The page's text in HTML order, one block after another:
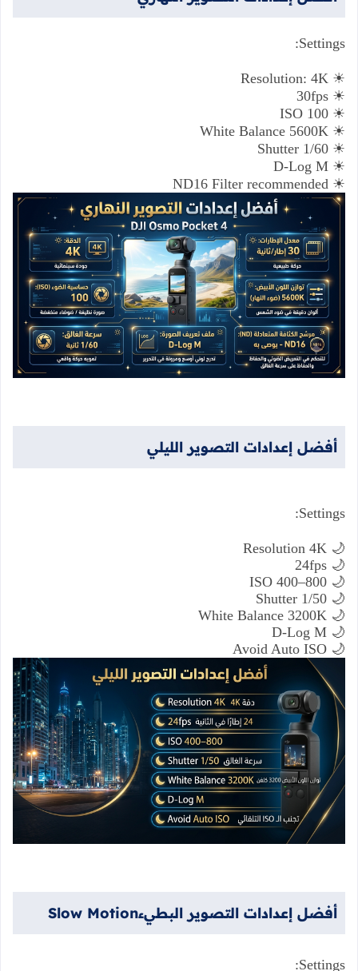
Settings:
☀
☀
☀
☀
☀
☀
☀
أفضل إعدادات التصوير الليلي
Settings:
🌙
🌙
🌙
🌙
🌙
🌙
🌙
أفضل إعدادات التصوير البطيءSlow Motion
Settings: